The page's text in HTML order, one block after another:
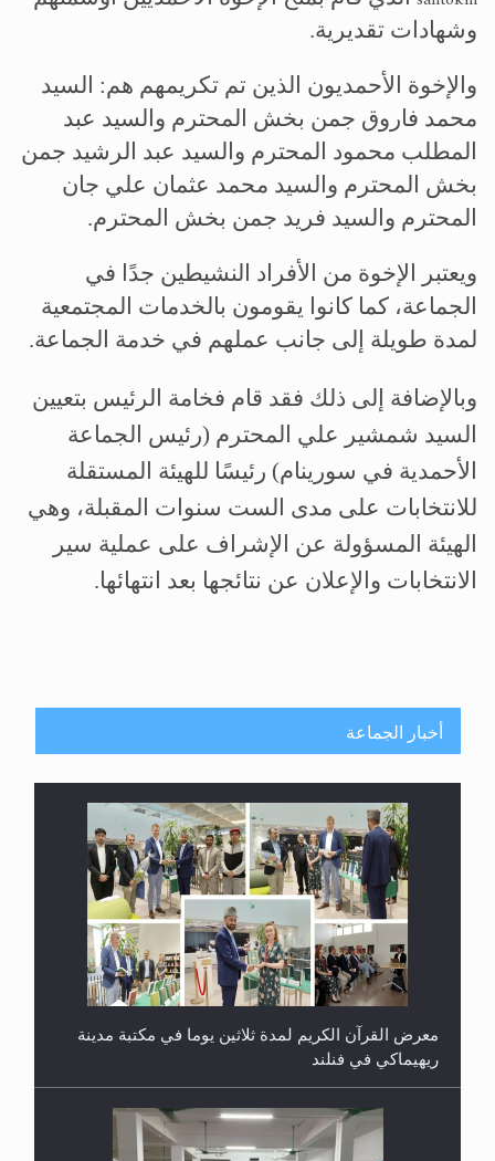
وشهادات تقديرية.
والإخوة الأحمديون الذين تم تكريمهم هم: السيد
محمد فاروق جمن بخش المحترم والسيد عبد
المطلب محمود المحترم والسيد عبد الرشيد جمن
بخش المحترم والسيد محمد عثمان علي جان
المحترم والسيد فريد جمن بخش المحترم.
ويعتبر الإخوة من الأفراد النشيطين جدًا في
الجماعة، كما كانوا يقومون بالخدمات المجتمعية
لمدة طويلة إلى جانب عملهم في خدمة الجماعة.
وبالإضافة إلى ذلك فقد قام فخامة الرئيس بتعيين
السيد شمشير علي المحترم (رئيس الجماعة
الأحمدية في سورينام) رئيسًا للهيئة المستقلة
للانتخابات على مدى الست سنوات المقبلة، وهي
الهيئة المسؤولة عن الإشراف على عملية سير
الانتخابات والإعلان عن نتائجها بعد انتهائها.
أخبار الجماعة
معرض القرآن الكريم لمدة ثلاثين يوما في مكتبة مدينة
ريهيماكي في فنلند